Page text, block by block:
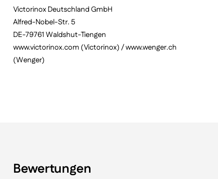
Victorinox Deutschland GmbH
Alfred-Nobel-Str. 5
DE-79761 Waldshut-Tiengen
www.victorinox.com (Victorinox) / www.wenger.ch
(Wenger)
Bewertungen